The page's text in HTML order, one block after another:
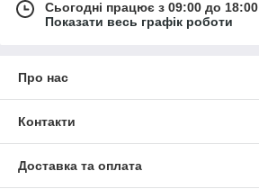
Сьогодні працює з 09:00 до 18:00
Показати весь графік роботи
Про нас
Контакти
Доставка та оплата